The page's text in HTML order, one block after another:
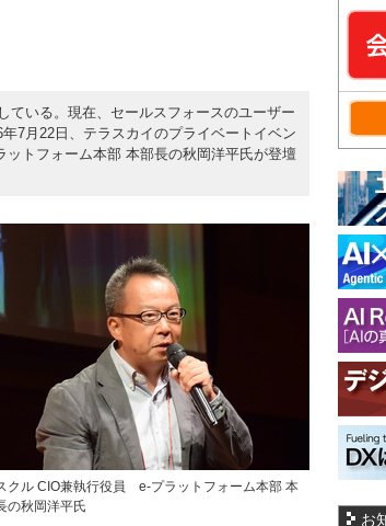
ている。現在、セールスフォースのユーザー
7月22日、テラスカイのプライベートイベン
ットフォーム本部 本部長の秋岡洋平氏が登壇
クル CIO兼執行役員 e-プラットフォーム本部 本
の秋岡洋平氏
お